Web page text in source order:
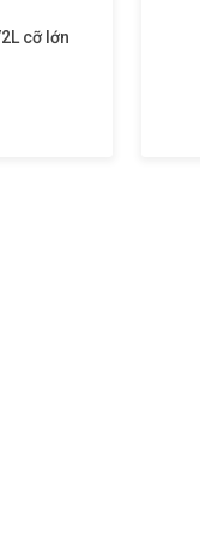
cỡ lớn
72.600 ₫.
hiện tại là: 54.500 ₫.